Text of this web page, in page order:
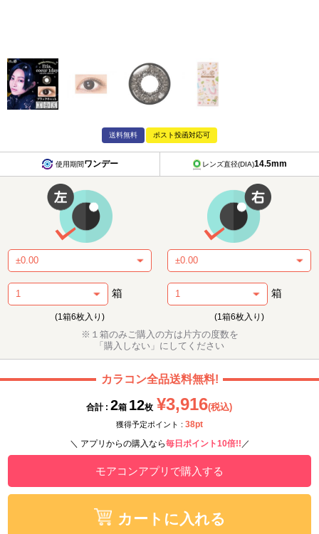
送料無料 ポスト投函対応可
使用期間ワンデー レンズ直径(DIA)14.5mm
箱
(1箱6枚入り)
箱
(1箱6枚入り)
※１箱のみご購入の方は片方の度数を
「購入しない」にしてください
カラコン全品送料無料!
合計 : 2箱 12枚 ¥3,916(税込)
獲得予定ポイント : 38pt
＼ アプリからの購入なら毎日ポイント10倍!! ／
モアコンアプリで購入する
カートに入れる